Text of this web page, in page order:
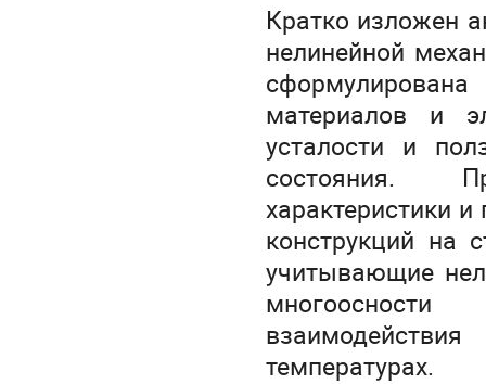
Кратко изложен
нелинейной
материалов и
усталости и
состояния.
характеристики
конструкций на
учитывающие
температурах.